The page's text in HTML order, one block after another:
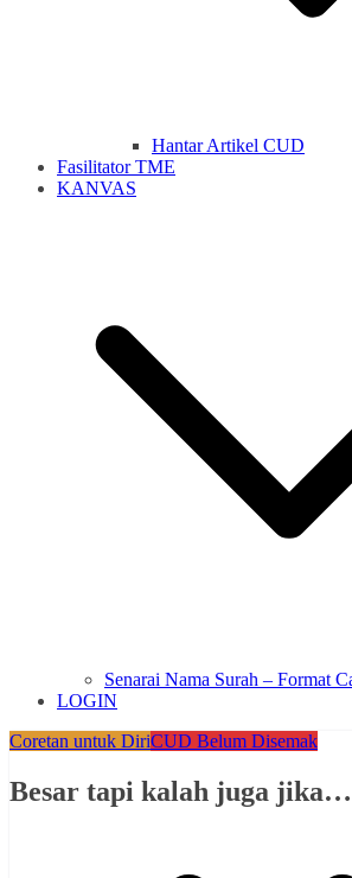
Hantar Artikel CUD
Fasilitator TME
KANVAS
Senarai Nama Surah – Format
LOGIN
Coretan untuk DiriCUD Belum Disemak
Besar tapi kalah juga jika…